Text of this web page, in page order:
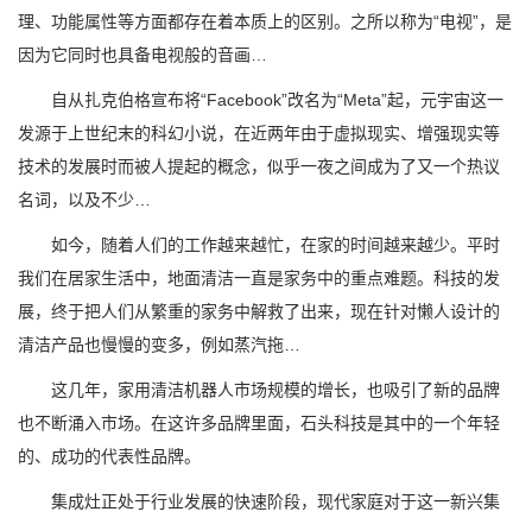
理、功能属性等方面都存在着本质上的区别。之所以称为“电视”，是
因为它同时也具备电视般的音画…
自从扎克伯格宣布将“Facebook”改名为“Meta”起，元宇宙这一
发源于上世纪末的科幻小说，在近两年由于虚拟现实、增强现实等
技术的发展时而被人提起的概念，似乎一夜之间成为了又一个热议
名词，以及不少…
如今，随着人们的工作越来越忙，在家的时间越来越少。平时
我们在居家生活中，地面清洁一直是家务中的重点难题。科技的发
展，终于把人们从繁重的家务中解救了出来，现在针对懒人设计的
清洁产品也慢慢的变多，例如蒸汽拖…
这几年，家用清洁机器人市场规模的增长，也吸引了新的品牌
也不断涌入市场。在这许多品牌里面，石头科技是其中的一个年轻
的、成功的代表性品牌。
集成灶正处于行业发展的快速阶段，现代家庭对于这一新兴集